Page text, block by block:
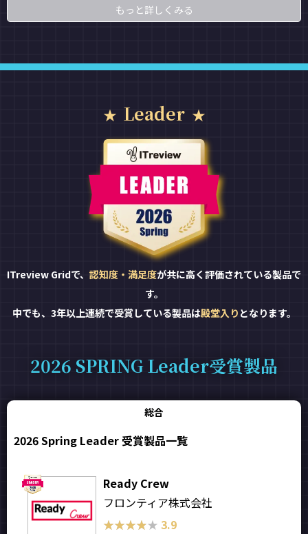
もっと詳しくみる
Leader
ITreview Gridで、 認知度・満足度が共に高く評価されている製品で
す。
中でも、3年以上連続で受賞している製品は殿堂入り となります。
2026 SPRING Leader受賞製品
総合
2026 Spring Leader 受賞製品一覧
Ready Crew
フロンティア株式会社
★★★★★
★★★★★ 3.9